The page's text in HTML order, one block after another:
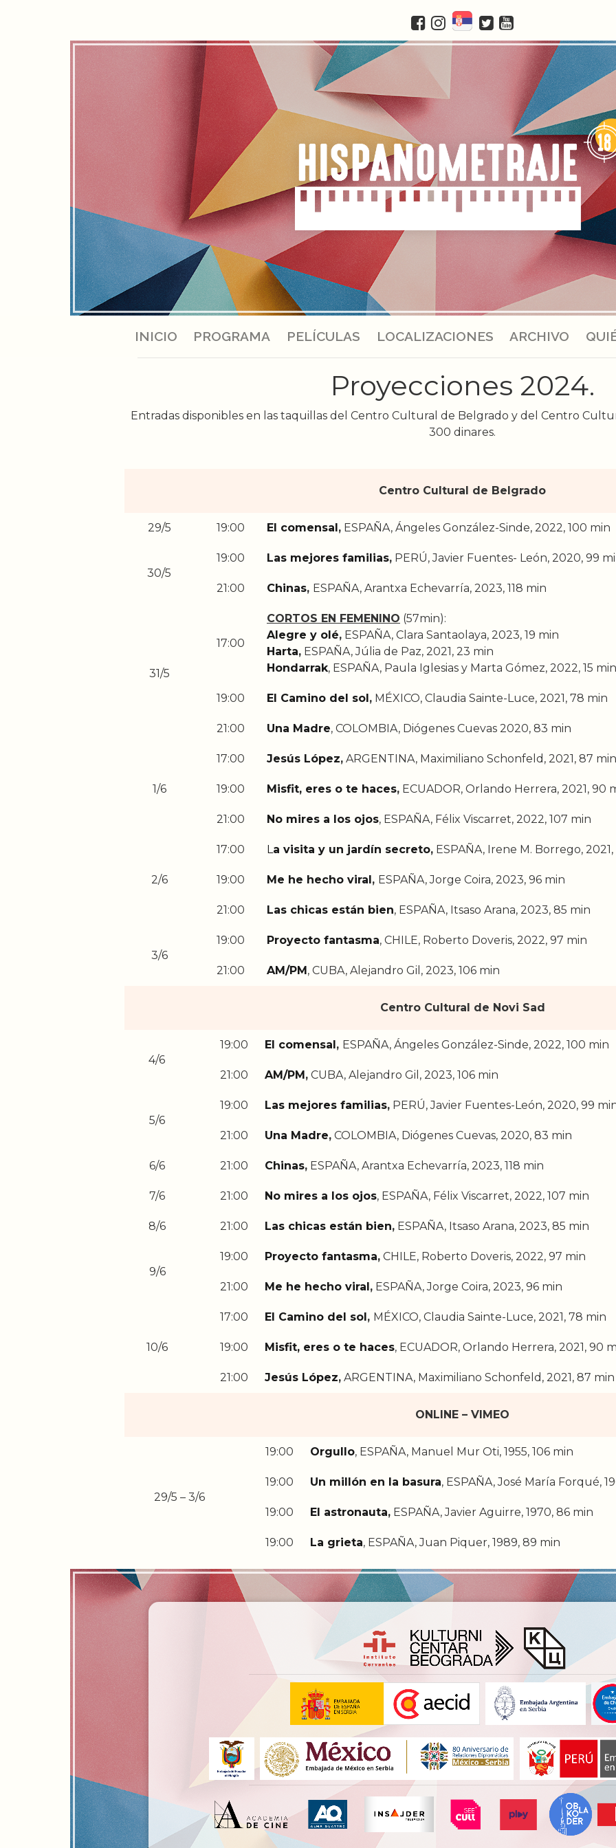
INICIO PROGRAMA PELÍCULAS LOCALIZACIONES ARCHIVO
Proyecciones 2024.
Entradas disponibles en las taquillas del Centro Cultural de Belgrado y del Centro
300 dinares.
Centro Cultural de Belgrado
29/5 19:00 El comensal , ESPAÑA, Ángeles González-Sinde, 2022, 100 min
30/5
19:00 Las mejores familias, PERÚ, Javier Fuentes- León, 2020, 99
21:00 Chinas, ESPAÑA, Arantxa Echevarría, 2023, 118 min
31/5
17:00
CORTOS EN FEMENINO (57min):
Alegre y olé, ESPAÑA, Clara Santaolaya, 2023, 19 min
Harta, ESPAÑA, Júlia de Paz, 2021, 23 min
Hondarrak, ESPAÑA, Paula Iglesias y Marta Gómez, 2022, 15 min
19:00 El Camino del sol , MÉXICO, Claudia Sainte-Luce, 2021, 78 min
21:00 Una Madre, COLOMBIA, Diógenes Cuevas 2020, 83 min
1/6
17:00 Jesús López, ARGENTINA, Maximiliano Schonfeld, 2021, 87 min
19:00 Misfit, eres o te haces, ECUADOR, Orlando Herrera, 2021, 90
21:00 No mires a los ojos, ESPAÑA, Félix Viscarret, 2022, 107 min
2/6
17:00 La visita y un jardín secreto, ESPAÑA, Irene M. Borrego,
19:00 Me he hecho viral , ESPAÑA, Jorge Coira, 2023, 96 min
21:00 Las chicas están bien, ESPAÑA, Itsaso Arana, 2023, 85 min
3/6
19:00 Proyecto fantasma, CHILE, Roberto Doveris, 2022, 97 min
21:00 AM/PM , CUBA, Alejandro Gil, 2023, 106 min
Centro Cultural de Novi Sad
4/6
19:00 El comensal , ESPAÑA, Ángeles González-Sinde, 2022, 100 min
21:00 AM/PM , CUBA, Alejandro Gil, 2023, 106 min
5/6
19:00 Las mejores familias, PERÚ, Javier Fuentes-León, 2020, 99
21:00 Una Madre, COLOMBIA, Diógenes Cuevas, 2020, 83 min
6/6 21:00 Chinas, ESPAÑA, Arantxa Echevarría, 2023, 118 min
7/6 21:00 No mires a los ojos, ESPAÑA, Félix Viscarret, 2022, 107 min
8/6 21:00 Las chicas están bien, ESPAÑA, Itsaso Arana, 2023, 85 min
9/6
19:00 Proyecto fantasma, CHILE, Roberto Doveris, 2022, 97 min
21:00 Me he hecho viral , ESPAÑA, Jorge Coira, 2023, 96 min
10/6
17:00 El Camino del sol , MÉXICO, Claudia Sainte-Luce, 2021, 78 min
19:00 Misfit, eres o te haces, ECUADOR, Orlando Herrera, 2021, 90
21:00 Jesús López, ARGENTINA, Maximiliano Schonfeld, 2021, 87 min
ONLINE – VIMEO
29/5 – 3/6
19:00 Orgullo, ESPAÑA, Manuel Mur Oti, 1955, 106 min
19:00 Un millón en la basura, ESPAÑA, José María Forqué,
19:00 El astronauta, ESPAÑA, Javier Aguirre, 1970, 86 min
19:00 La grieta, ESPAÑA, Juan Piquer, 1989, 89 min